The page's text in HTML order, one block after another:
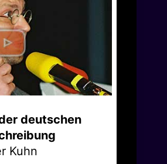
deutschen
Kuhn